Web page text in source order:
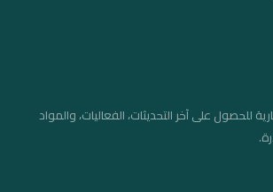
للحصول على آخر التحديثات، الفعاليات، والمواد